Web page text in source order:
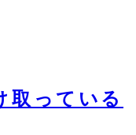
取っている